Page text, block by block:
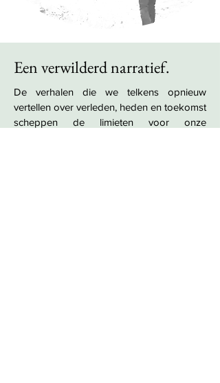
Een verwilderd narratief.
De verhalen die we telkens opnieuw
vertellen over verleden, heden en toekomst
scheppen de limieten voor onze